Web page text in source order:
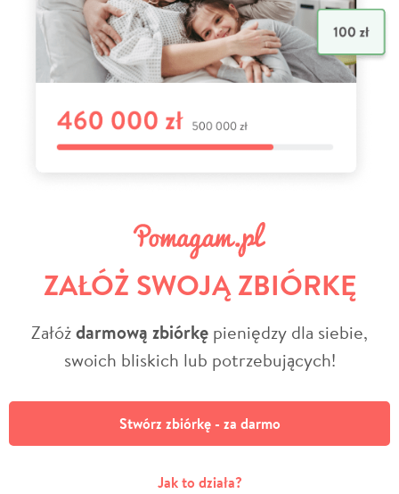
ZAŁÓŻ SWOJĄ ZBIÓRKĘ
Załóżdarmową zbiórkę pieniędzy dla siebie,
swoich bliskich lub potrzebujących!
Stwórz zbiórkę - za darmo
Jak to działa?